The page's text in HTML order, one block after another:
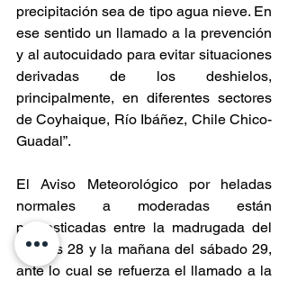
precipitación sea de tipo agua nieve. En
ese sentido un llamado a la prevención
y al autocuidado para evitar situaciones
derivadas de los deshielos,
principalmente, en diferentes sectores
de Coyhaique, Río Ibáñez, Chile Chico-
Guadal”.
El Aviso Meteorológico por heladas
normales a moderadas están
pronosticadas entre la madrugada del
viernes 28 y la mañana del sábado 29,
ante lo cual se refuerza el llamado a la